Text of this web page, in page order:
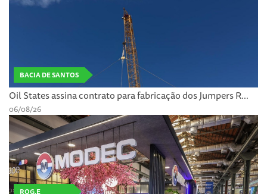
BACIA DE SANTOS
Oil States assina contrato para fabricação dos Jumpers R...
06/08/26